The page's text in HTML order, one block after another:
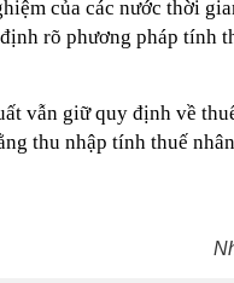
của các nước thời
rõ phương pháp tính
vẫn giữ quy định về
thu nhập tính thuế